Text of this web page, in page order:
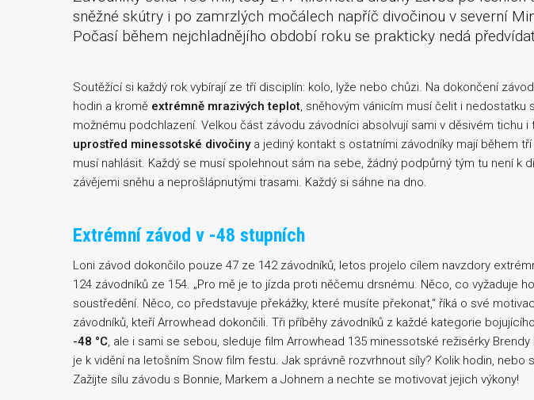
sněžné skútry i po zamrzlých močálech napříč divočinou v severní
Počasí během nejchladnějího období roku se prakticky nedá
Soutěžící si každý rok vybírají ze tří disciplín: kolo, lyže nebo chůzi. Na dokončení
hodin a kromě extrémně mrazivých teplot, sněhovým vánicím musí čelit i nedostatku
možnému podchlazení. Velkou část závodu závodníci absolvují sami v děsivém tichu i
uprostřed minessotské divočinya jediný kontakt s ostatními závodníky mají během
musí nahlásit. Každý se musí spolehnout sám na sebe, žádný podpůrný tým tu není k
závějemi sněhu a neprošlápnutými trasami. Každý si sáhne na dno.
Extrémní závod v -48 stupních
Loni závod dokončilo pouze 47 ze 142 závodníků, letos projelo cílem navzdory
124 závodníků ze 154. „Pro mě je to jízda proti něčemu drsnému. Něco, co vyžaduje
soustředění. Něco, co představuje překážky, které musíte překonat,“ říká o své
závodníků, kteří Arrowhead dokončili. Tři příběhy závodníků z každé kategorie
-48 °C, ale i sami se sebou, sleduje film Arrowhead 135 minessotské režisérky Brendy
je k vidění na letošním Snow film festu. Jak správně rozvrhnout síly? Kolik hodin, nebo
Zažijte sílu závodu s Bonnie, Markem a Johnem a nechte se motivovat jejich výkony!